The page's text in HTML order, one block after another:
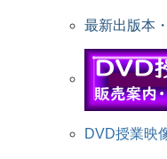
最新出版本
DVD授業映